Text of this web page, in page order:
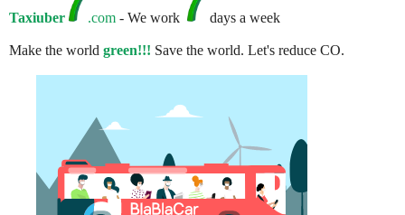
Taxiuber .com - We work days a week
Make the world green!!! Save the world. Let's reduce CO.